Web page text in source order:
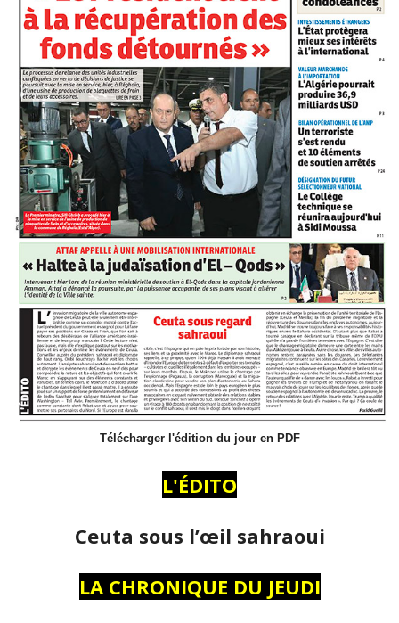
Télécharger l'édition du jour en PDF
L'ÉDITO
Ceuta sous l’œil sahraoui
LA CHRONIQUE DU JEUDI